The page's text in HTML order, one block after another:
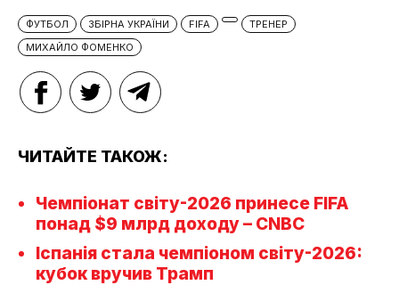
ФУТБОЛ ЗБІРНА УКРАЇНИ FIFA
ТРЕНЕР
МИХАЙЛО ФОМЕНКО
ЧИТАЙТЕ ТАКОЖ:
Чемпіонат світу-2026 принесе FIFA
понад $9 млрд доходу – CNBC
Іспанія стала чемпіоном світу-2026:
кубок вручив Трамп